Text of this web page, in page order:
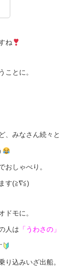
ね
ことに。
、みなさん続々と
おしゃべり。
す(≧∇≦)
ドモに。
人は 「うわさの」
り込みいざ出船。